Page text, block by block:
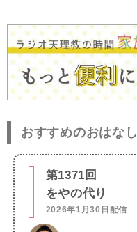
おすすめのおはなし
第1371回
をやの代り
2026年1月30日配信